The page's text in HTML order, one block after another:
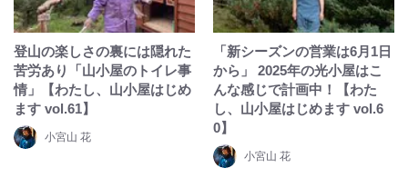
登山の楽しさの裏には隠れた
苦労あり「山小屋のトイレ事
情」【わたし、山小屋はじめ
ます vol.61】
小宮山 花
「新シーズンの営業は6月1日
から」 2025年の光小屋はこ
んな感じで計画中！【わた
し、山小屋はじめます vol.6
0】
小宮山 花